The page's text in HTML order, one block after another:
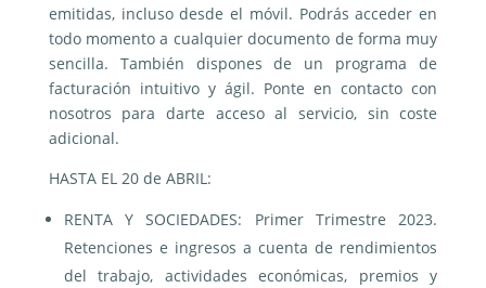
emitidas, incluso desde el móvil. Podrás acceder en
todo momento a cualquier documento de forma muy
sencilla. También dispones de un programa de
facturación intuitivo y ágil. Ponte en contacto con
nosotros para darte acceso al servicio, sin coste
adicional.
HASTA EL 20 de ABRIL:
RENTA Y SOCIEDADES: Primer Trimestre 2023.
Retenciones e ingresos a cuenta de rendimientos
del trabajo, actividades económicas, premios y